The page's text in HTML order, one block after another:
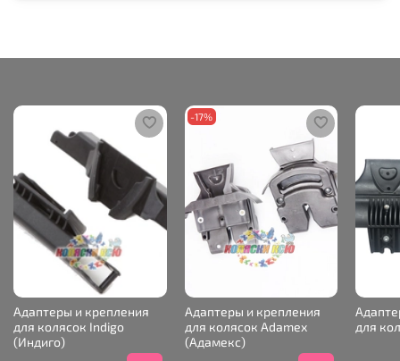
Адаптеры и крепления
для колясок Indigo
(Индиго)
-17%
Адаптеры и крепления
для колясок Adamex
(Адамекс)
для